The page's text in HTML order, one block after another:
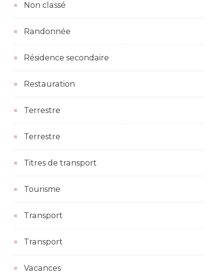
Non classé
Randonnée
Résidence secondaire
Restauration
Terrestre
Terrestre
Titres de transport
Tourisme
Transport
Transport
Vacances